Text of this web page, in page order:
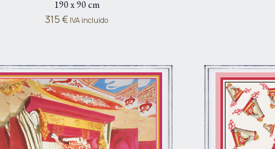
190 x 90 cm
315€ IVA incluido